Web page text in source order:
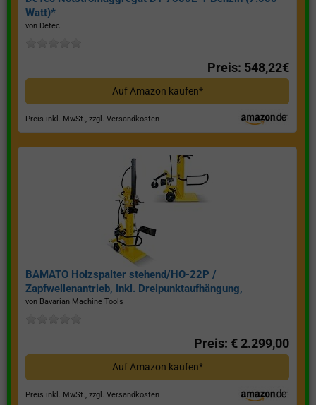
Watt)*
von Detec.
Preis: 548,22€
Auf Amazon kaufen*
Preis inkl. MwSt., zzgl. Versandkosten
BAMATO Holzspalter stehend/HO-22P /
Zapfwellenantrieb, Inkl. Dreipunktaufhängung,
Spaltkraft 22 Tonnen*
von Bavarian Machine Tools
Preis: € 2.299,00
Auf Amazon kaufen*
Preis inkl. MwSt., zzgl. Versandkosten